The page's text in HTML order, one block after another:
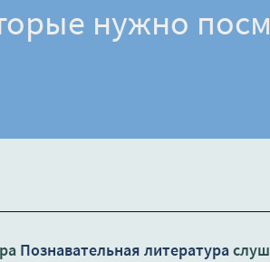
нужно
Познавательная литература